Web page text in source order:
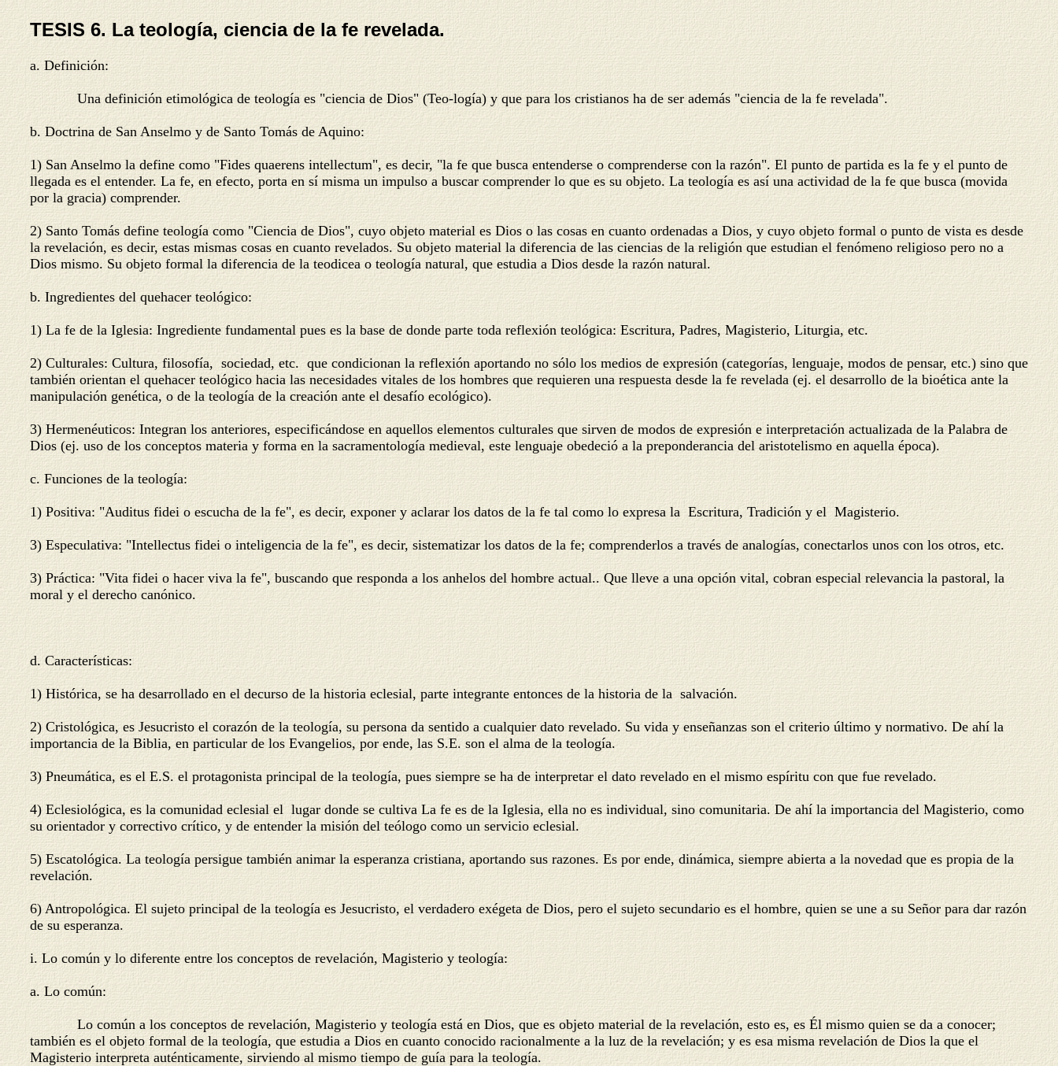
TESIS 6. La teología, ciencia de la fe revelada.
a. Definición:
Una definición etimológica de teología es "ciencia de Dios" (Teo-logía) y que para los cristianos ha de ser además "ciencia de la fe revelada".
b. Doctrina de San Anselmo y de Santo Tomás de Aquino:
1) San Anselmo la define como "Fides quaerens intellectum", es decir, "la fe que busca entenderse o comprenderse con la razón". El punto de partida es la fe y el punto de
llegada es el entender. La fe, en efecto, porta en sí misma un impulso a buscar comprender lo que es su objeto. La teología es así una actividad de la fe que busca (movida
por la gracia) comprender.
2) Santo Tomás define teología como "Ciencia de Dios", cuyo objeto material es Dios o las cosas en cuanto ordenadas a Dios, y cuyo objeto formal o punto de vista es desde
la revelación, es decir, estas mismas cosas en cuanto revelados. Su objeto material la diferencia de las ciencias de la religión que estudian el fenómeno religioso pero no a
Dios mismo. Su objeto formal la diferencia de la teodicea o teología natural, que estudia a Dios desde la razón natural.
b. Ingredientes del quehacer teológico:
1) La fe de la Iglesia: Ingrediente fundamental pues es la base de donde parte toda reflexión teológica: Escritura, Padres, Magisterio, Liturgia, etc.
2) Culturales: Cultura, filosofía, sociedad, etc. que condicionan la reflexión aportando no sólo los medios de expresión (categorías, lenguaje, modos de pensar, etc.) sino que
también orientan el quehacer teológico hacia las necesidades vitales de los hombres que requieren una respuesta desde la fe revelada (ej. el desarrollo de la bioética ante la
manipulación genética, o de la teología de la creación ante el desafío ecológico).
3) Hermenéuticos: Integran los anteriores, especificándose en aquellos elementos culturales que sirven de modos de expresión e interpretación actualizada de la Palabra de
Dios (ej. uso de los conceptos materia y forma en la sacramentología medieval, este lenguaje obedeció a la preponderancia del aristotelismo en aquella época).
c. Funciones de la teología:
1) Positiva: "Auditus fidei o escucha de la fe", es decir, exponer y aclarar los datos de la fe tal como lo expresa la Escritura, Tradición y el Magisterio.
3) Especulativa: "Intellectus fidei o inteligencia de la fe", es decir, sistematizar los datos de la fe; comprenderlos a través de analogías, conectarlos unos con los otros, etc.
3) Práctica: "Vita fidei o hacer viva la fe", buscando que responda a los anhelos del hombre actual.. Que lleve a una opción vital, cobran especial relevancia la pastoral, la
moral y el derecho canónico.
d. Características:
1) Histórica, se ha desarrollado en el decurso de la historia eclesial, parte integrante entonces de la historia de la salvación.
2) Cristológica, es Jesucristo el corazón de la teología, su persona da sentido a cualquier dato revelado. Su vida y enseñanzas son el criterio último y normativo. De ahí la
importancia de la Biblia, en particular de los Evangelios, por ende, las S.E. son el alma de la teología.
3) Pneumática, es el E.S. el protagonista principal de la teología, pues siempre se ha de interpretar el dato revelado en el mismo espíritu con que fue revelado.
4) Eclesiológica, es la comunidad eclesial el lugar donde se cultiva La fe es de la Iglesia, ella no es individual, sino comunitaria. De ahí la importancia del Magisterio, como
su orientador y correctivo crítico, y de entender la misión del teólogo como un servicio eclesial.
5) Escatológica. La teología persigue también animar la esperanza cristiana, aportando sus razones. Es por ende, dinámica, siempre abierta a la novedad que es propia de la
revelación.
6) Antropológica. El sujeto principal de la teología es Jesucristo, el verdadero exégeta de Dios, pero el sujeto secundario es el hombre, quien se une a su Señor para dar razón
de su esperanza.
i. Lo común y lo diferente entre los conceptos de revelación, Magisterio y teología:
a. Lo común:
Lo común a los conceptos de revelación, Magisterio y teología está en Dios, que es objeto material de la revelación, esto es, es Él mismo quien se da a conocer;
también es el objeto formal de la teología, que estudia a Dios en cuanto conocido racionalmente a la luz de la revelación; y es esa misma revelación de Dios la que el
Magisterio interpreta auténticamente, sirviendo al mismo tiempo de guía para la teología.